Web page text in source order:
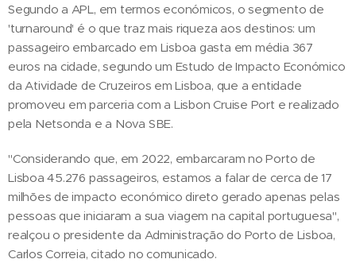
Segundo a APL, em termos económicos, o segmento de
'turnaround' é o que traz mais riqueza aos destinos: um
passageiro embarcado em Lisboa gasta em média 367
euros na cidade, segundo um Estudo de Impacto Económico
da Atividade de Cruzeiros em Lisboa, que a entidade
promoveu em parceria com a Lisbon Cruise Port e realizado
pela Netsonda e a Nova SBE.
"Considerando que, em 2022, embarcaram no Porto de
Lisboa 45.276 passageiros, estamos a falar de cerca de 17
milhões de impacto económico direto gerado apenas pelas
pessoas que iniciaram a sua viagem na capital portuguesa",
realçou o presidente da Administração do Porto de Lisboa,
Carlos Correia, citado no comunicado.